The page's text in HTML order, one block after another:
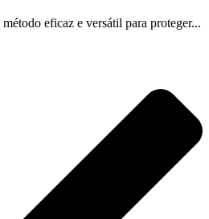
eficaz e versátil para proteger...